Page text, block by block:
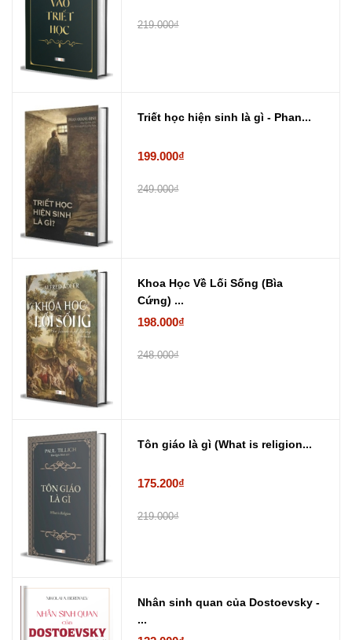
219.000₫
Triết học hiện sinh là gì - Phan...
199.000₫
249.000₫
Khoa Học Về Lối Sống (Bìa
Cứng) ...
198.000₫
248.000₫
Tôn giáo là gì (What is religion...
175.200₫
219.000₫
Nhân sinh quan của Dostoevsky -
...